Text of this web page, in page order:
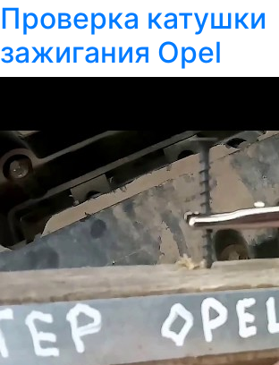
Проверка катушки
зажигания Opel